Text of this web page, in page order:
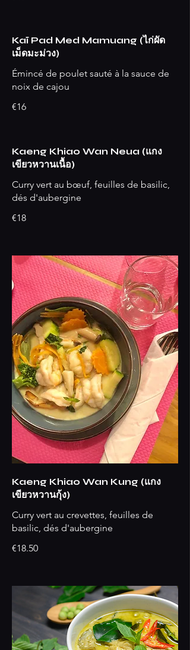
Kaï Pad Med Mamuang (ไก่ผัด
เม็ดมะม่วง)
Émincé de poulet sauté à la sauce de
noix de cajou
€16
Kaeng Khiao Wan Neua (แกง
เขียวหวานเนื้อ)
Curry vert au bœuf, feuilles de basilic,
dés d'aubergine
€18
Kaeng Khiao Wan Kung (แกง
เขียวหวานกุ้ง)
Curry vert au crevettes, feuilles de
basilic, dés d'aubergine
€18.50